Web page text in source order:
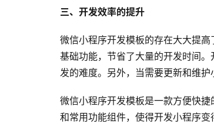
三、开发效率的提升
微信小程序开发模板的存在大大提
基础功能，节省了大量的开发时间
发的难度。另外，当需要更新和维
微信小程序开发模板是一款方便快
和常用功能组件，使得开发小程序